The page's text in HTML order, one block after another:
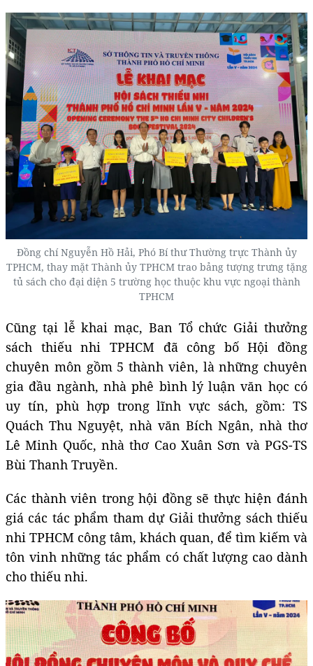
Đồng chí Nguyễn Hồ Hải, Phó Bí thư Thường trực Thành ủy
TPHCM, thay mặt Thành ủy TPHCM trao bảng tượng trưng tặng
tủ sách cho đại diện 5 trường học thuộc khu vực ngoại thành
TPHCM
Cũng tại lễ khai mạc, Ban Tổ chức Giải thưởng
sách thiếu nhi TPHCM đã công bố Hội đồng
chuyên môn gồm 5 thành viên, là những chuyên
gia đầu ngành, nhà phê bình lý luận văn học có
uy tín, phù hợp trong lĩnh vực sách, gồm: TS
Quách Thu Nguyệt, nhà văn Bích Ngân, nhà thơ
Lê Minh Quốc, nhà thơ Cao Xuân Sơn và PGS-TS
Bùi Thanh Truyền.
Các thành viên trong hội đồng sẽ thực hiện đánh
giá các tác phẩm tham dự Giải thưởng sách thiếu
nhi TPHCM công tâm, khách quan, để tìm kiếm và
tôn vinh những tác phẩm có chất lượng cao dành
cho thiếu nhi.